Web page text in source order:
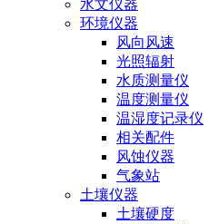
水文仪器
环境仪器
风向风速
光照辐射
水质测量仪
温度测量仪
温湿度记录仪
相关配件
风蚀仪器
气象站
土壤仪器
土壤硬度